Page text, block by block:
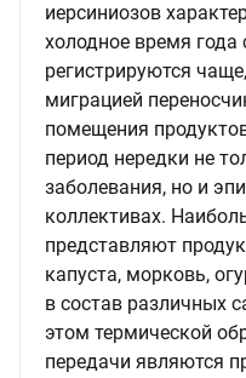
иерсиниозов
холодное время года
регистрируются
миграцией
помещения
период нередки не
заболевания, но и
коллективах.
представляют
капуста, морковь,
в состав различных
этом термической
передачи являются